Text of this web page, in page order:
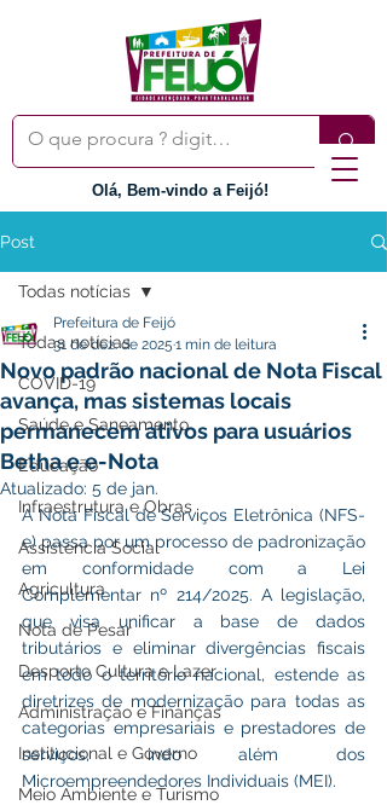
Olá, Bem-vindo a Feijó!
Post
Todas notícias
COVID-19
Saúde e Saneamento
Educação
Infraestrutura e Obras
Assistência Social
Agricultura
Nota de Pesar
Desporto Cultura e Lazer
Administração e Finanças
Institucional e Governo
Meio Ambiente e Turismo
Todas notícias
Novo padrão nacional de Nota Fiscal
avança, mas sistemas locais
permanecem ativos para usuários
Betha e e-Nota
Prefeitura de Feijó
31 de dez. de 2025 1 min de leitura
Atualizado: 5 de jan.
A Nota Fiscal de Serviços Eletrônica (NFS-
e) passa por um processo de padronização
em conformidade com a Lei
Complementar nº 214/2025. A legislação,
que visa unificar a base de dados
tributários e eliminar divergências fiscais
em todo o território nacional, estende as
diretrizes de modernização para todas as
categorias empresariais e prestadores de
serviços, indo além dos
Microempreendedores Individuais (MEI).